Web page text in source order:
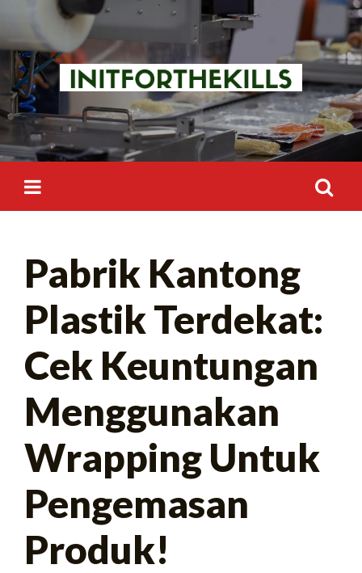
content
Pabrik Kantong
Plastik Terdekat:
Cek Keuntungan
Menggunakan
Wrapping Untuk
Pengemasan
Produk!